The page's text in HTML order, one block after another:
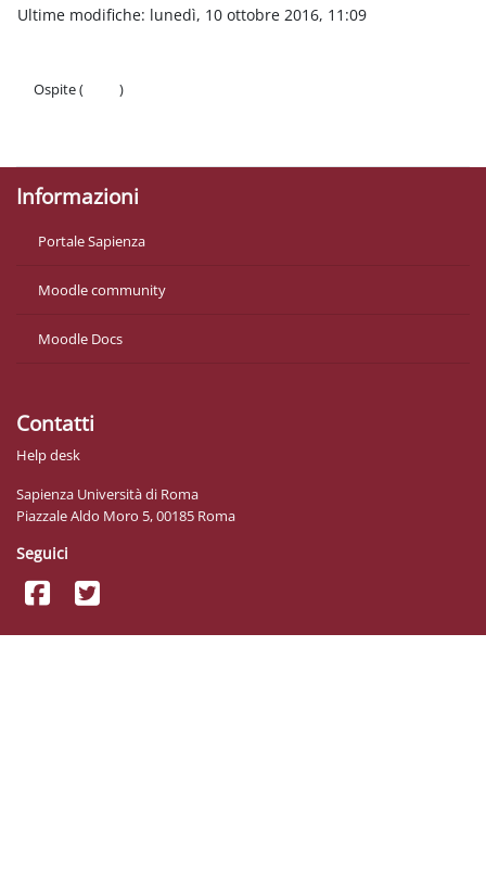
Ultime modifiche: lunedì, 10 ottobre 2016, 11:09
Ospite (
)
Informazioni
Portale Sapienza
Moodle community
Moodle Docs
Contatti
Help desk
Sapienza Università di Roma
Piazzale Aldo Moro 5, 00185 Roma
Seguici